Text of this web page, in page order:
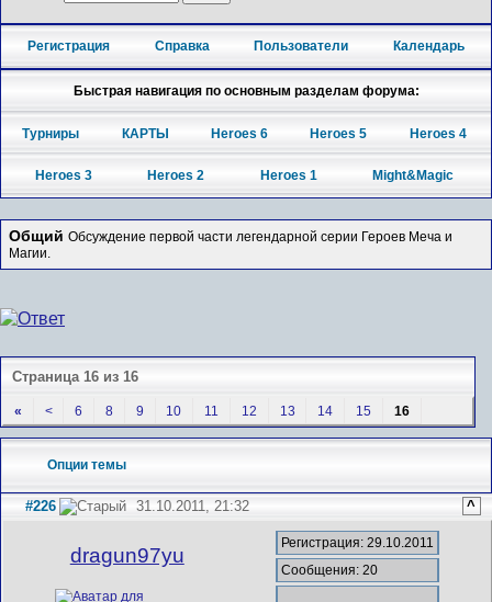
Регистрация Справка Пользователи Календарь
Быстрая навигация по основным разделам форума:
Турниры КАРТЫ Heroes 6 Heroes 5 Heroes 4
Heroes 3 Heroes 2 Heroes 1 Might&Magic
Общий Обсуждение первой части легендарной серии Героев Меча и
Магии.
Страница 16 из 16
« < 6 8 9 10 11 12 13 14 15 16
Опции темы
#226 31.10.2011, 21:32 ^
dragun97yu
Регистрация: 29.10.2011
Сообщения: 20